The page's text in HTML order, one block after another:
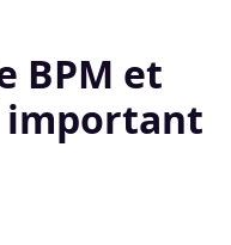
BPM et
important